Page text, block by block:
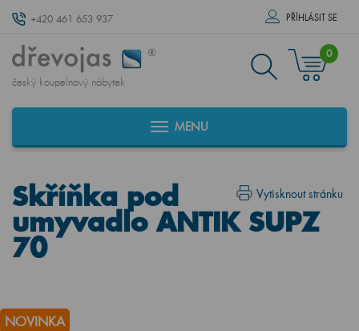
+420 461 653 937 PŘÍHLÁSIT SE
český koupelnový nábytek
0
MENU
Vytisknout stránku
Skříňka pod
umyvadlo ANTIK SUPZ
70
NOVINKA